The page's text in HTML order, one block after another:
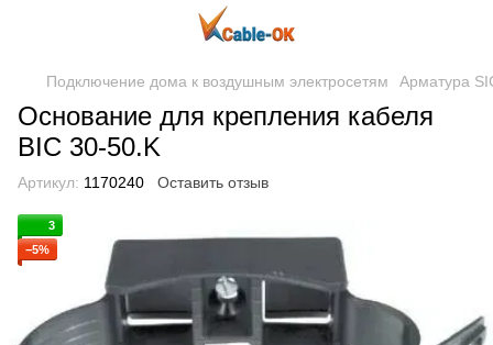
Подключение дома к воздушным электросетям Арматура
Основание для крепления кабеля
BIC 30-50.K
Артикул: 1170240 Оставить отзыв
3
−5%